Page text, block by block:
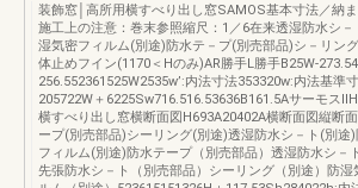
装飾窓│高所用横すべり出し窓SAMOS基本寸法／納
施工上の注意：巻末参照縮尺：1／6在来透湿防水シ
湿気密フィルム(別途)防水テ－プ(別売部品)シ－リン
体止めフイン(1170＜Hのみ)AR勝手L勝手B25W-
256.552361525W2535w’:内法寸法353320w:内法基準
205722W＋6225Sw716.516.53636B161.5Aサーモス
横すべり出し窓横断面図H693A20402A横断面図縦断
ープ(別売部品)シーリング(別途)透湿防水シ－ト(別途
フィルム(別途)防水テープ（別売部品）透湿防水シ－
先張防水シ－ト（別売部品）シーリング（別途）防湿